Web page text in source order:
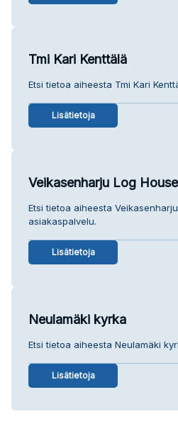
Tmi Kari Kenttälä
Etsi tietoa aiheesta Tmi Kari
Lisätietoja
Veikasenharju Log House
Etsi tietoa aiheesta
asiakaspalvelu.
Lisätietoja
Neulamäki kyrka
Etsi tietoa aiheesta Neulamäki
Lisätietoja